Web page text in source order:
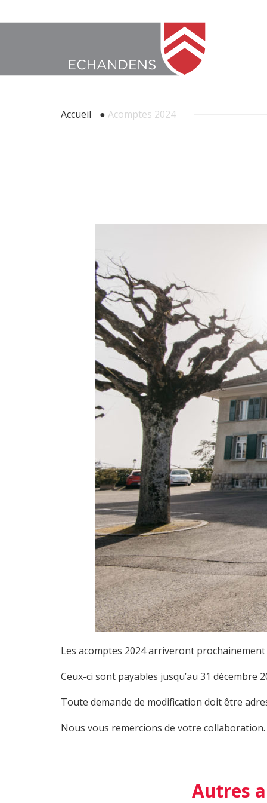
Accueil ● Acomptes 2024
Les acomptes 2024 arriveront
Ceux-ci sont payables jusqu’au 31 décembre
Toute demande de modification doit être
Nous vous remercions de votre collaboration.
Autres